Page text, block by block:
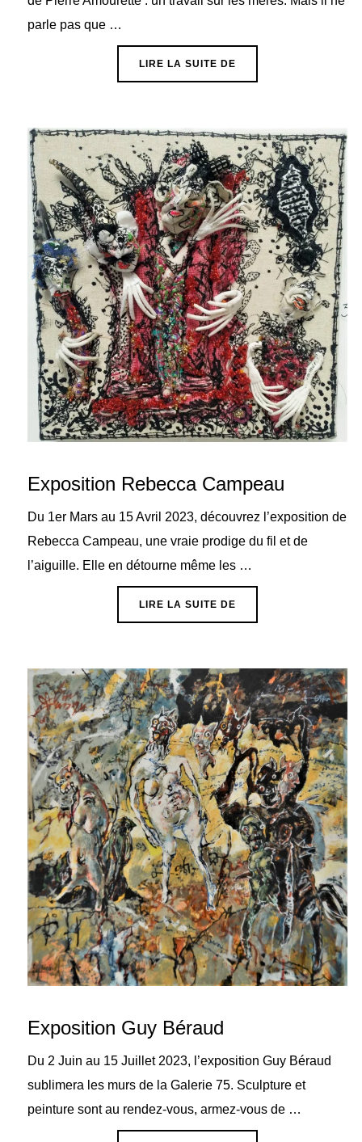
parle pas que …
LIRE LA SUITE DE
Exposition Rebecca Campeau
Du 1er Mars au 15 Avril 2023, découvrez l’exposition de
Rebecca Campeau, une vraie prodige du fil et de
l’aiguille. Elle en détourne même les …
LIRE LA SUITE DE
Exposition Guy Béraud
Du 2 Juin au 15 Juillet 2023, l’exposition Guy Béraud
sublimera les murs de la Galerie 75. Sculpture et
peinture sont au rendez-vous, armez-vous de …